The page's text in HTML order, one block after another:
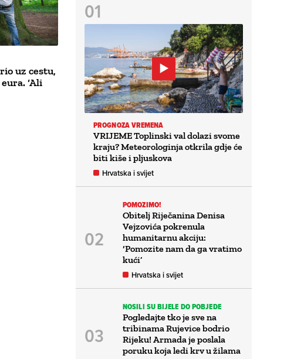
uz cestu,
‘Ali
PROGNOZA VREMENA
VRIJEME Toplinski val dolazi svome
kraju? Meteorologinja otkrila gdje će
biti kiše i pljuskova
Hrvatska i svijet
POMOZIMO!
Obitelj Riječanina Denisa
Vejzovića pokrenula
humanitarnu akciju:
‘Pomozite nam da ga vratimo
kući’
Hrvatska i svijet
NOSILI SU BIJELE DO POBJEDE
Pogledajte tko je sve na
tribinama Rujevice bodrio
Rijeku! Armada je poslala
poruku koja ledi krv u žilama